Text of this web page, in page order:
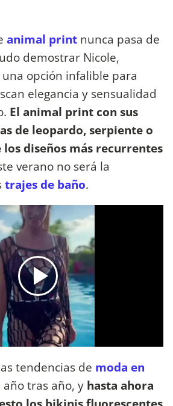
animal print nunca pasa de
demostrar Nicole,
opción infalible para
elegancia y sensualidad
El animal print con sus
de leopardo, serpiente o
los diseños más recurrentes
verano no será la
trajes de baño.
tendencias de moda en
tras año, y hasta ahora